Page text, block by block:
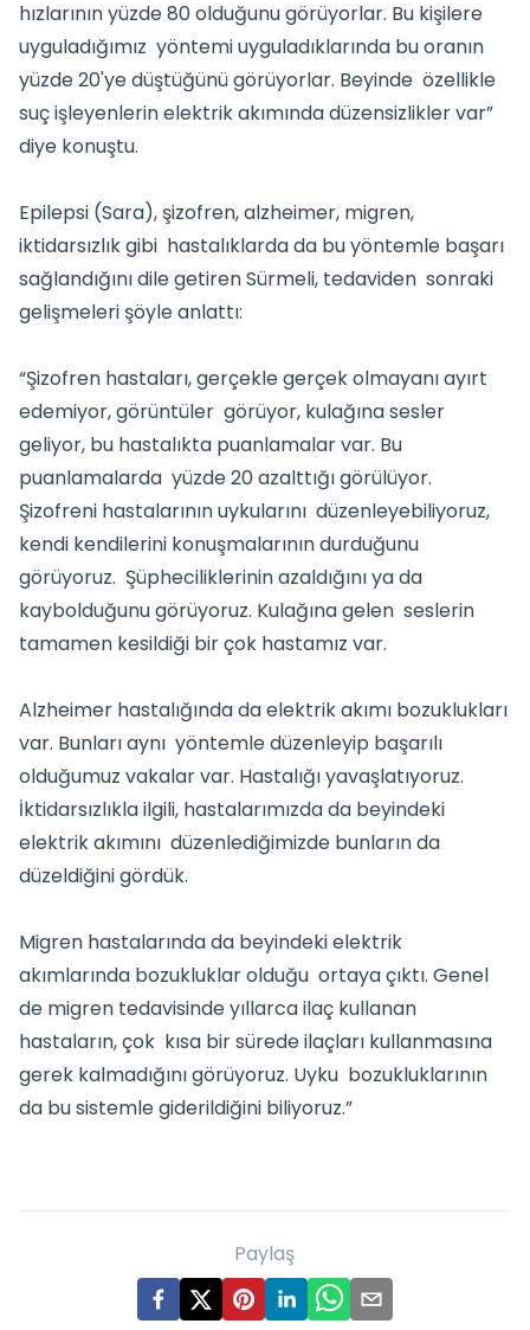
hızlarının yüzde 80 olduğunu görüyorlar. Bu kişilere
uyguladığımız yöntemi uyguladıklarında bu oranın
yüzde 20'ye düştüğünü görüyorlar. Beyinde özellikle
suç işleyenlerin elektrik akımında düzensizlikler var”
diye konuştu.
Epilepsi (Sara), şizofren, alzheimer, migren,
iktidarsızlık gibi hastalıklarda da bu yöntemle başarı
sağlandığını dile getiren Sürmeli, tedaviden sonraki
gelişmeleri şöyle anlattı:
“Şizofren hastaları, gerçekle gerçek olmayanı ayırt
edemiyor, görüntüler görüyor, kulağına sesler
geliyor, bu hastalıkta puanlamalar var. Bu
puanlamalarda yüzde 20 azalttığı görülüyor.
Şizofreni hastalarının uykularını düzenleyebiliyoruz,
kendi kendilerini konuşmalarının durduğunu
görüyoruz. Şüpheciliklerinin azaldığını ya da
kaybolduğunu görüyoruz. Kulağına gelen seslerin
tamamen kesildiği bir çok hastamız var.
Alzheimer hastalığında da elektrik akımı bozuklukları
var. Bunları aynı yöntemle düzenleyip başarılı
olduğumuz vakalar var. Hastalığı yavaşlatıyoruz.
İktidarsızlıkla ilgili, hastalarımızda da beyindeki
elektrik akımını düzenlediğimizde bunların da
düzeldiğini gördük.
Migren hastalarında da beyindeki elektrik
akımlarında bozukluklar olduğu ortaya çıktı. Genel
de migren tedavisinde yıllarca ilaç kullanan
hastaların, çok kısa bir sürede ilaçları kullanmasına
gerek kalmadığını görüyoruz. Uyku bozukluklarının
da bu sistemle giderildiğini biliyoruz.”
Paylaş